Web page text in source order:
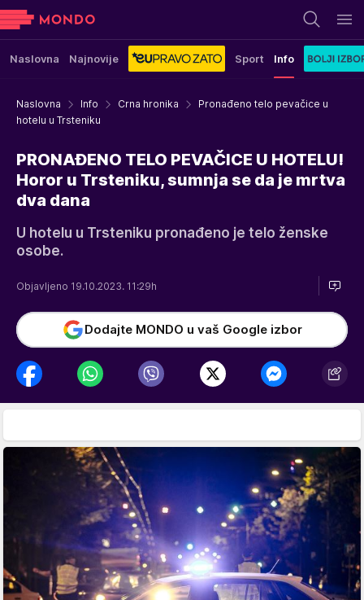
Naslovna Najnovije Sport Info
Naslovna Info Crna hronika
Pronađeno telo pevačice u
hotelu u Trsteniku
PRONAĐENO TELO PEVAČICE U HOTELU!
Horor u Trsteniku, sumnja se da je mrtva
dva dana
U hotelu u Trsteniku pronađeno je telo ženske
osobe.
Objavljeno 19.10.2023. 11:29h
Dodajte MONDO u vaš Google izbor